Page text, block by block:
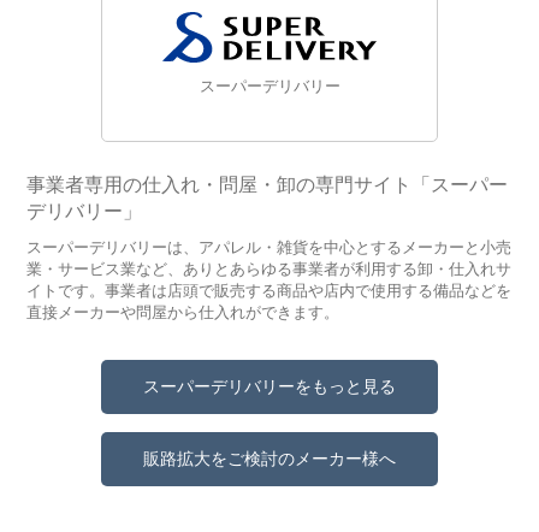
スーパーデリバリー
事業者専用の仕入れ・問屋・卸の専門サイト「スーパー
デリバリー」
スーパーデリバリーは、アパレル・雑貨を中心とするメーカーと小売
業・サービス業など、ありとあらゆる事業者が利用する卸・仕入れサ
イトです。事業者は店頭で販売する商品や店内で使用する備品などを
直接メーカーや問屋から仕入れができます。
スーパーデリバリーをもっと見る
販路拡大をご検討のメーカー様へ